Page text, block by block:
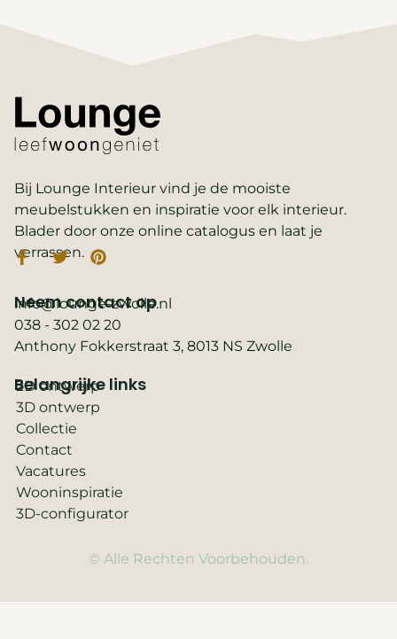
Bij Lounge Interieur vind je de mooiste
meubelstukken en inspiratie voor elk interieur.
Blader door onze online catalogus en laat je
verrassen.
Belangrijke links
2D ontwerp
3D ontwerp
Collectie
Contact
Vacatures
Wooninspiratie
3D-configurator
Neem contact op
info@lounge-zwolle.nl
038 - 302 02 20
Anthony Fokkerstraat 3, 8013 NS Zwolle
© Alle Rechten Voorbehouden.